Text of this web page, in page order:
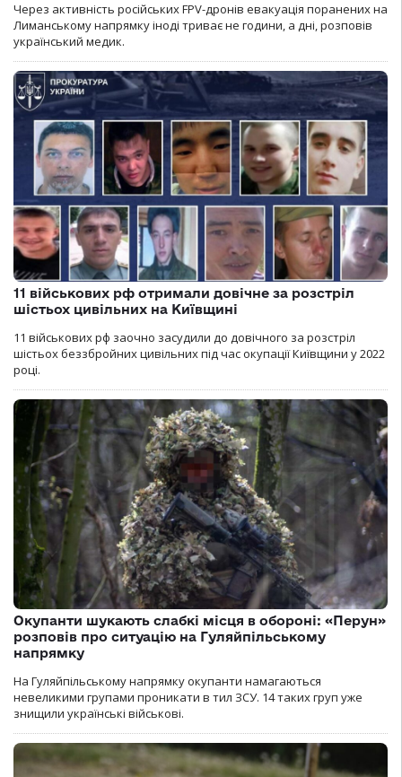
Через активність російських FPV-дронів евакуація поранених на
Лиманському напрямку іноді триває не години, а дні, розповів
український медик.
11 військових рф отримали довічне за розстріл
шістьох цивільних на Київщині
11 військових рф заочно засудили до довічного за розстріл
шістьох беззбройних цивільних під час окупації Київщини у 2022
році.
Окупанти шукають слабкі місця в обороні: «Перун»
розповів про ситуацію на Гуляйпільському
напрямку
На Гуляйпільському напрямку окупанти намагаються
невеликими групами проникати в тил ЗСУ. 14 таких груп уже
знищили українські військові.